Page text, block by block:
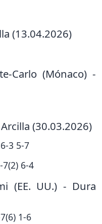
(13.04.2026)
Carlo (Mónaco) -
(30.03.2026)
3 5-7
6-4
(EE. UU.) - Dura
1-6